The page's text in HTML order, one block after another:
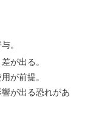
。
が出る。
が前提。
が出る恐れがあ